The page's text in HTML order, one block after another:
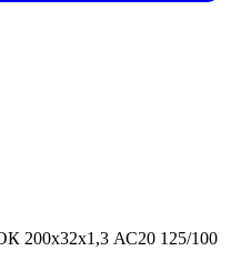
200х32х1,3 АС20 125/100